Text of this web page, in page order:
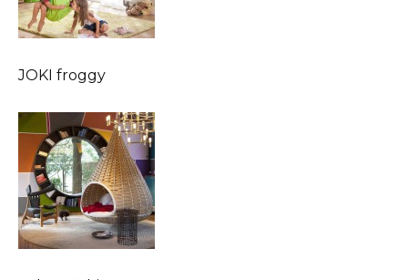
JOKI froggy